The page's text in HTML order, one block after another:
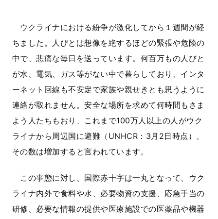
ウクライナにおける紛争が激化してから１週間が経
ちました。人びとは想像を絶するほどの緊張や危険の
中で、悲痛な毎日を送っています。何百万もの人びと
が水、電気、ガス等がない中で暮らしており、インタ
ーネット回線も不安定で家族や親せきとも思うように
連絡が取れません。安全な場所を求めて何時間もさま
よう人たちもおり、これまで100万人以上の人がウク
ライナから周辺国に避難（ UNHCR ： 3月 2日時点）、
その数は増加すると言われています。
この事態に対し、国際赤十字は一丸となって、ウク
ライナ内外で食料や水、必要物資の支援、応急手当の
研修、必要な情報の提供や医療施設での医薬品や機器